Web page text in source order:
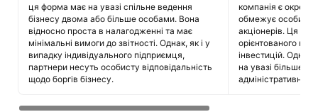
ця форма має на увазі спільне ведення
бізнесу двома або більше особами. Вона
відносно проста в налагодженні та має
мінімальні вимоги до звітності. Однак, як і у
випадку індивідуального підприємця,
партнери несуть особисту відповідальність
щодо боргів бізнесу.
компанія є
обмежує особисту
акціонерів. Ця
орієнтованого на
інвестицій. Однак
на увазі більше
адміністративних